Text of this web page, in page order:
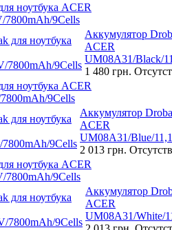
ноутбука ACER
7800mAh/9Cells
Аккумулятор
ACER
UM08A31/Black/
1 480 грн.
ноутбука ACER
9Cells
Аккумулятор
ACER
UM08A31/Blue/
2 013 грн.
ноутбука ACER
7800mAh/9Cells
Аккумулятор
ACER
UM08A31/White/